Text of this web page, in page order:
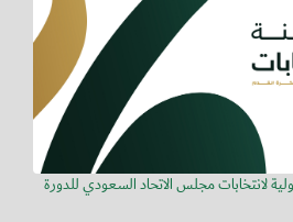
لانتخابات مجلس الاتحاد السعودي للدورة